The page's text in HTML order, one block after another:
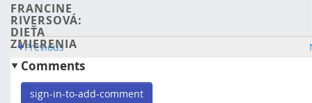
FRANCINE
RIVERSOVÁ:
DIEŤA
ZMIERENIA
Previous
Comments
sign-in-to-add-comment